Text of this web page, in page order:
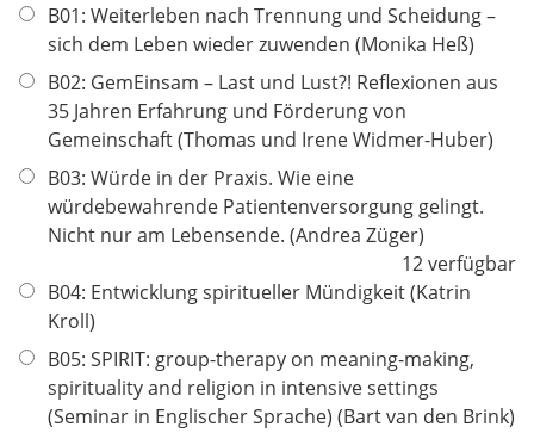
B01: Weiterleben nach Trennung und Scheidung –
sich dem Leben wieder zuwenden (Monika Heß)
B02: GemEinsam – Last und Lust?! Reflexionen aus
35 Jahren Erfahrung und Förderung von
Gemeinschaft (Thomas und Irene Widmer-Huber)
B03: Würde in der Praxis. Wie eine
würdebewahrende Patientenversorgung gelingt.
Nicht nur am Lebensende. (Andrea Züger)
12 verfügbar
B04: Entwicklung spiritueller Mündigkeit (Katrin
Kroll)
B05: SPIRIT: group-therapy on meaning-making,
spirituality and religion in intensive settings
(Seminar in Englischer Sprache) (Bart van den Brink)